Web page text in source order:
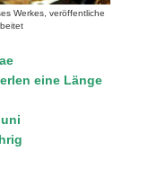
Werkes, veröffentliche
eine Länge